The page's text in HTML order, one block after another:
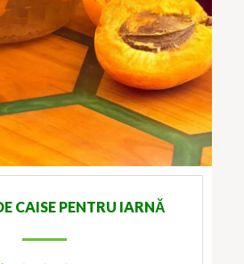
CAISE PENTRU IARNĂ